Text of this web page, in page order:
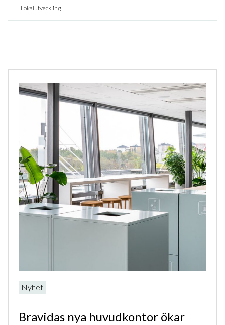
Lokalutveckling
Nyhet
Bravidas nya huvudkontor ökar